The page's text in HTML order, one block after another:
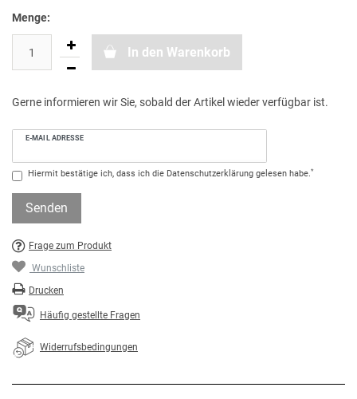
Menge:
In den Warenkorb
Gerne informieren wir Sie, sobald der Artikel wieder verfügbar ist.
E-MAIL ADRESSE
Hiermit bestätige ich, dass ich die Daten­schutz­erklärung gelesen habe.*
Senden
Frage zum Produkt
Wunschliste
Drucken
Häufig gestellte Fragen
Widerrufsbedingungen